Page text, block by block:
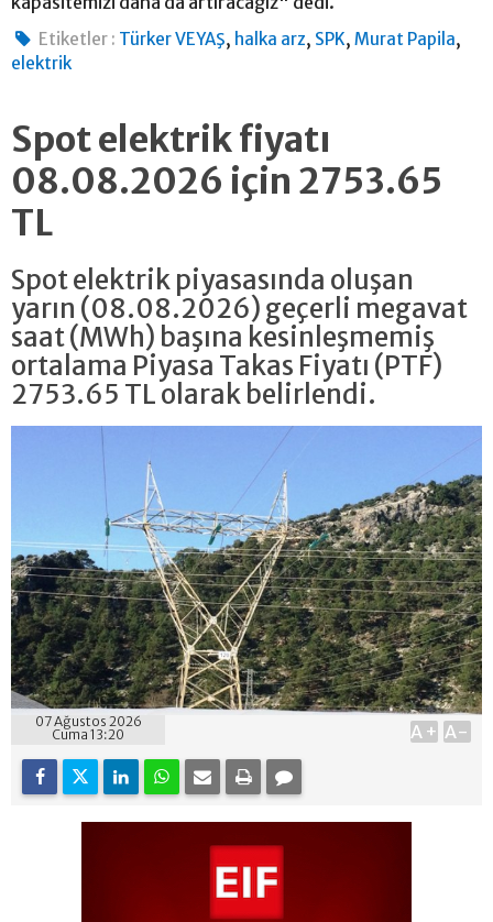
Etiketler : Türker VEYAŞ, halka arz, SPK,Murat Papila,
elektrik
Spot elektrik fiyatı
08.08.2026 için 2753.65
TL
Spot elektrik piyasasında oluşan
yarın (08.08.2026) geçerli megavat
saat (MWh) başına kesinleşmemiş
ortalama Piyasa Takas Fiyatı (PTF)
2753.65 TL olarak belirlendi.
07 Ağustos 2026
Cuma 13:20
A+ A-